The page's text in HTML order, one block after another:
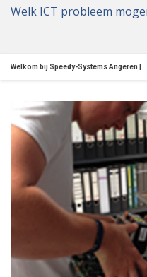
Welk ICT probleem
Welkom bij Speedy-Systems Angeren |